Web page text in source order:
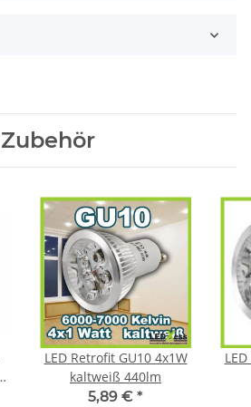
Zubehör
LED Retrofit GU10 4x1W
kaltweiß 440lm
5,89 € *